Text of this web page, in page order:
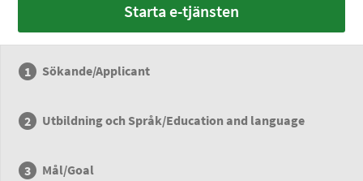
Starta e-tjänsten
Sökande/Applicant
Utbildning och Språk/Education and language
Mål/Goal